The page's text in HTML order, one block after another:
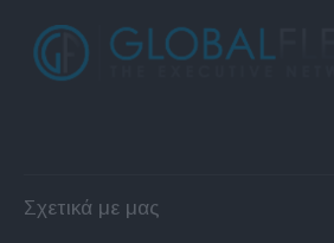
Σχετικά με μας